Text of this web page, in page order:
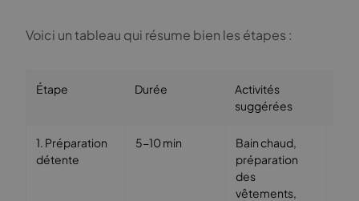
Voici un tableau qui résume bien les étapes :
Étape Durée
Activités
suggérées
1. Préparation
détente
5-10 min
Bain chaud,
préparation
des
vêtements,